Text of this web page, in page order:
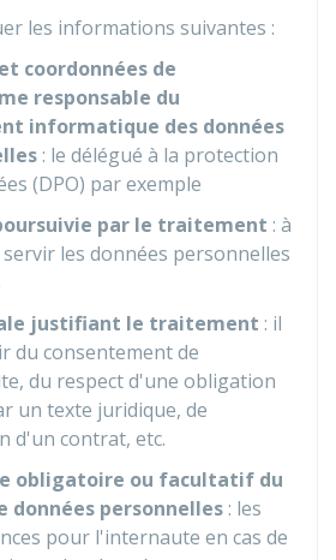
les informations suivantes :
coordonnées de
responsable du
informatique des données
: le délégué à la protection
(DPO) par exemple
par le traitement : à
les données personnelles
justifiant le traitement : il
du consentement de
du respect d'une obligation
un texte juridique, de
d'un contrat, etc.
obligatoire ou facultatif du
données personnelles : les
pour l'internaute en cas de